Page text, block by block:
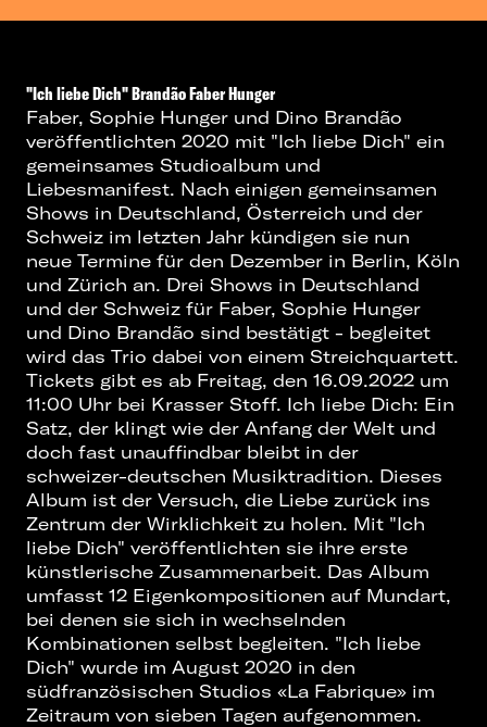
"Ich liebe Dich" Brandão Faber Hunger
Faber, Sophie Hunger und Dino Brandão
veröffentlichten 2020 mit "Ich liebe Dich" ein
gemeinsames Studioalbum und
Liebesmanifest. Nach einigen gemeinsamen
Shows in Deutschland, Österreich und der
Schweiz im letzten Jahr kündigen sie nun
neue Termine für den Dezember in Berlin, Köln
und Zürich an. Drei Shows in Deutschland
und der Schweiz für Faber, Sophie Hunger
und Dino Brandão sind bestätigt - begleitet
wird das Trio dabei von einem Streichquartett.
Tickets gibt es ab Freitag, den 16.09.2022 um
11:00 Uhr bei Krasser Stoff. Ich liebe Dich: Ein
Satz, der klingt wie der Anfang der Welt und
doch fast unauffindbar bleibt in der
schweizer-deutschen Musiktradition. Dieses
Album ist der Versuch, die Liebe zurück ins
Zentrum der Wirklichkeit zu holen. Mit "Ich
liebe Dich" veröffentlichten sie ihre erste
künstlerische Zusammenarbeit. Das Album
umfasst 12 Eigenkompositionen auf Mundart,
bei denen sie sich in wechselnden
Kombinationen selbst begleiten. "Ich liebe
Dich" wurde im August 2020 in den
südfranzösischen Studios «La Fabrique» im
Zeitraum von sieben Tagen aufgenommen.